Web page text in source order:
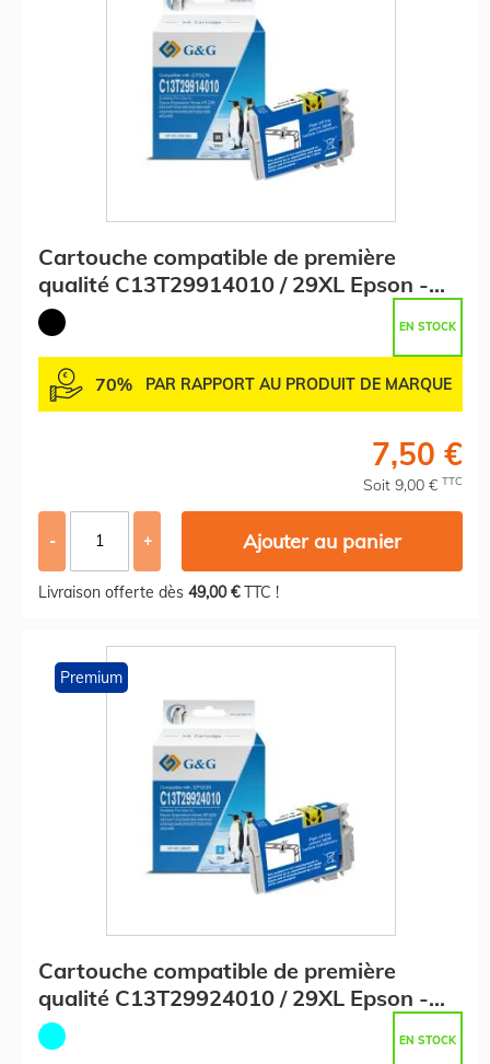
Cartouche compatible de première
qualité C13T29914010 / 29XL Epson -
noire
EN STOCK
70% PAR RAPPORT AU PRODUIT DE MARQUE
7,50 €
Soit 9,00 € TTC
- + Ajouter au panier
Livraison offerte dès 49,00 €TTC !
Premium
Cartouche compatible de première
qualité C13T29924010 / 29XL Epson -
cyan
EN STOCK